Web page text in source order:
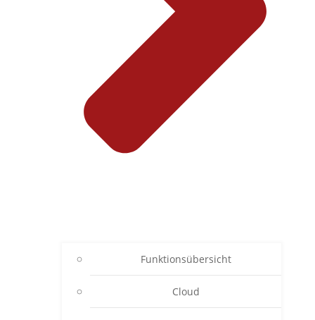
Funktionsübersicht
Cloud